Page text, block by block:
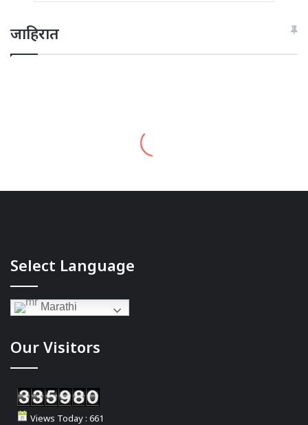
जाहिरात
Select Language
Marathi
Our Visitors
Views Today : 661